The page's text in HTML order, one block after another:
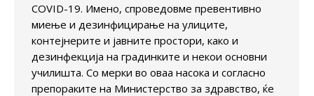
COVID-19. Имено, спроведовме превентивно
миење и дезинфицирање на улиците,
контејнерите и јавните простори, како и
дезинфекција на градинките и некои основни
училишта. Со мерки во оваа насока и согласно
препораките на Министерство за здравство, ќе